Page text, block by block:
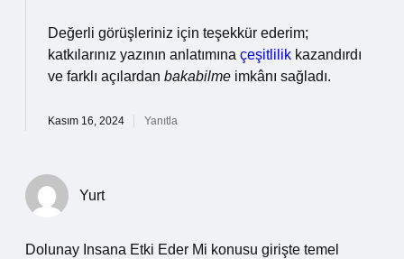
Değerli görüşleriniz için teşekkür ederim;
katkılarınız yazının anlatımına çeşitlilik kazandırdı
ve farklı açılardan bakabilme imkânı sağladı.
Kasım 16, 2024 Yanıtla
Yurt
Dolunay Insana Etki Eder Mi konusu girişte temel